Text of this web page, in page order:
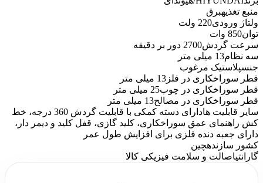
منبع تغذیهبرق
ولتاژ ورودی220 ولت
توان850 وات
سرعت گردش2700 دور بر دقیقه
سه نظام13 میلی متر
جنسپلاستیک مرغوب
قطر سوراخکاری در فلز 13 میلی متر
قطر سوراخکاری در چوب25 میلی متر
قطر سوراخکاری در مصالح13 میلی متر
سایر قابلیت ها
دارای دسته کمکی با قابلیت گردش 360 درجه، خط
کش راهنمای عمق سوراخکاری، کلید گازی، قفل کلید و دیمر دار،
دارای جعبه دنده فلزی برای افزایش طول عمر
کشور سازندهچین
گارانتیاصالت و سلامت فیزیکی کالا